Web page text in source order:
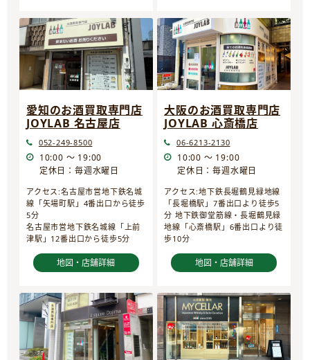
愛知のお酒買取専門店
JOYLAB 名古屋店
052-249-8500
10:00 ～ 19:00
定休日：毎週水曜日
アクセス:名古屋市営地下鉄名城
線「矢場町駅」4番出口から徒歩
5分
名古屋市営地下鉄名城線「上前
津駅」12番出口から徒歩5分
地図・店舗詳細
大阪のお酒買取専門店
JOYLAB 心斎橋店
06-6213-2130
10:00 ～ 19:00
定休日：毎週水曜日
アクセス:地下鉄長堀鶴見緑地線
「長堀橋駅」7番出口より徒歩5
分 地下鉄御堂筋線・長堀鶴見緑
地線「心斎橋駅」6番出口より徒
歩10分
地図・店舗詳細